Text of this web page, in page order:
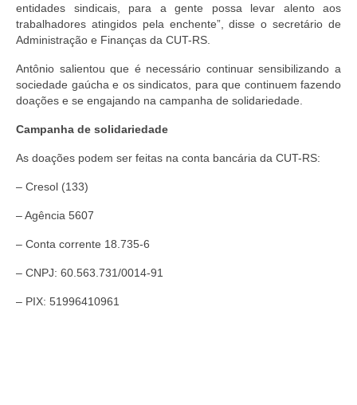
entidades sindicais, para a gente possa levar alento aos
trabalhadores atingidos pela enchente”, disse o secretário de
Administração e Finanças da CUT-RS.
Antônio salientou que é necessário continuar sensibilizando a
sociedade gaúcha e os sindicatos, para que continuem fazendo
doações e se engajando na campanha de solidariedade.
Campanha de solidariedade
As doações podem ser feitas na conta bancária da CUT-RS:
– Cresol (133)
– Agência 5607
– Conta corrente 18.735-6
– CNPJ: 60.563.731/0014-91
– PIX: 51996410961